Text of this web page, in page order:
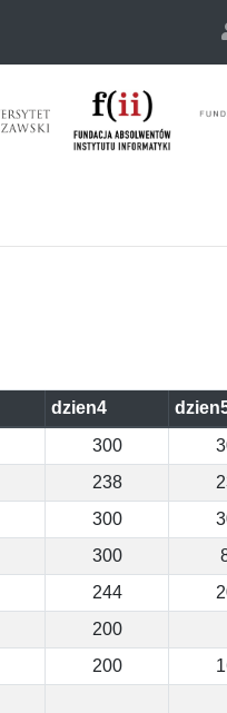
dzien4
300
238
300
300
244
200
200